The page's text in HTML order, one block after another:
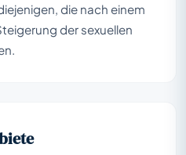
die nach einem
der sexuellen